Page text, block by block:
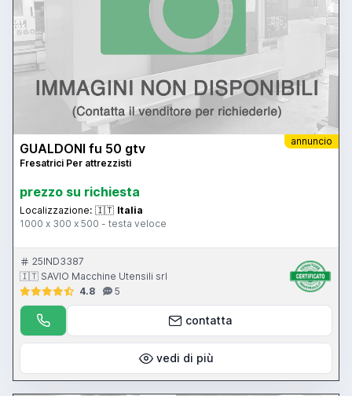
annuncio
GUALDONI fu 50 gtv
Fresatrici Per attrezzisti
prezzo su richiesta
Localizzazione: 🇮🇹 Italia
1000 x 300 x 500 - testa veloce
25IND3387
🇮🇹 SAVIO Macchine Utensili srl
4.8
5
contatta
vedi di più